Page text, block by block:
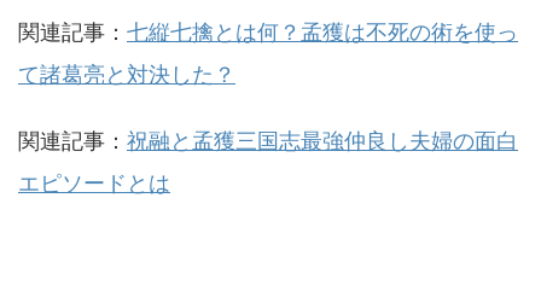
関連記事： 七縦七擒とは何？孟獲は不死の術を使っ
て諸葛亮と対決した？
関連記事： 祝融と孟獲三国志最強仲良し夫婦の面白
エピソードとは